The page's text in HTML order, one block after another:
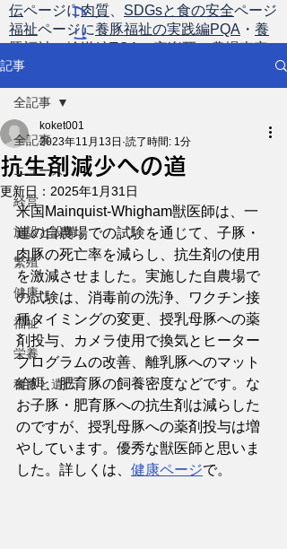
伝ページに肉質 SDGsと食の安全ページ
福祉ページに養豚福祉の実践編PQA ・ 養
豚福祉の輸送編TQA・安楽死・農場査定
プ
に
記事
全記事
ニュース
経営
施設と設備
繁殖
健康
福祉
栄養
種豚と遺伝
全記事
抗生剤減少への道
koket001
2023年11月13日 読了時間: 1分
更新日： 2025年1月31日
米国Mainquist-Whigham獣医師は、一
連の自農場での試験を通じて、子豚・
肉豚の死亡率を減らし、抗生剤の使用
を激減させました。実施した自農場で
の試験は、消毒前の洗浄、ワクチン接
種タイミングの変更、授乳母豚への薬
剤投与、カメラ使用で換気とヒーター
プログラムの改善、離乳豚へのマット
給餌、肥育豚の飼養密度などです。な
お子豚・肥育豚への抗生剤は減らした
のですが、授乳母豚への薬剤投与は増
やしています。優秀な獣医師と思いま
した。詳しくは、 健康ページで。